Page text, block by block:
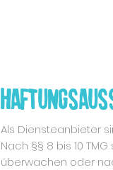
Als Diensteanbieter
Nach §§ 8 bis 10
überwachen oder